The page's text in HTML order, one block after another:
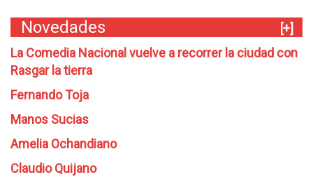
Novedades
[+]
La Comedia Nacional vuelve a recorrer la ciudad con
Rasgar la tierra
Fernando Toja
Manos Sucias
Amelia Ochandiano
Claudio Quijano